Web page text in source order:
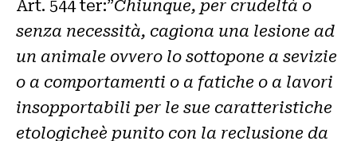
Art. 544 ter:”Chiunque, per crudeltà o
senza necessità, cagiona una lesione ad
un animale ovvero lo sottopone a sevizie
o a comportamenti o a fatiche o a lavori
insopportabili per le sue caratteristiche
etologicheè punito con la reclusione da